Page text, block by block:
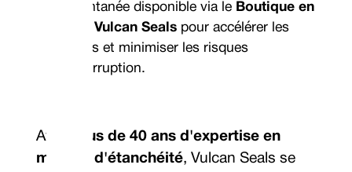
instantanée disponible via le Boutique en
ligne Vulcan Seals pour accélérer les
achats et minimiser les risques
d'interruption.
Avec
Plus de 40 ans d'expertise en
matière d'étanchéité, Vulcan Seals se